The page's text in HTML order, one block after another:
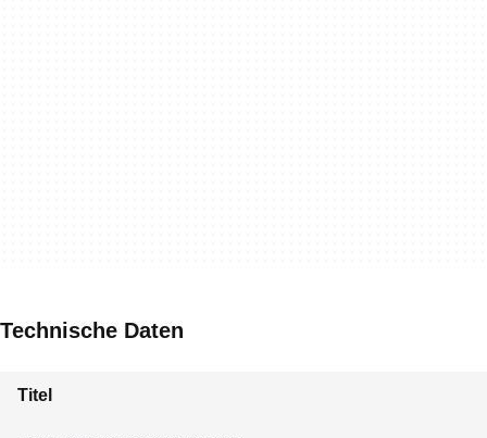
Technische Daten
Titel